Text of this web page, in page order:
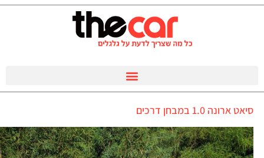
סיאט ארונה 1.0 במבחן דרכים